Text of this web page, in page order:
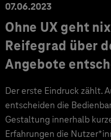
07.06.2023
Ohne UX geht
Reifegrad über
Angebote
Der erste Eindruck zählt.
entscheiden die
Gestaltung innerhalb
Erfahrungen die